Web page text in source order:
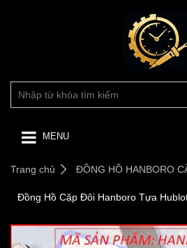
MENU
Trang chủ ĐỒNG HỒ HANBORO
Đồng Hồ Cặp Đôi Hanboro Tựa